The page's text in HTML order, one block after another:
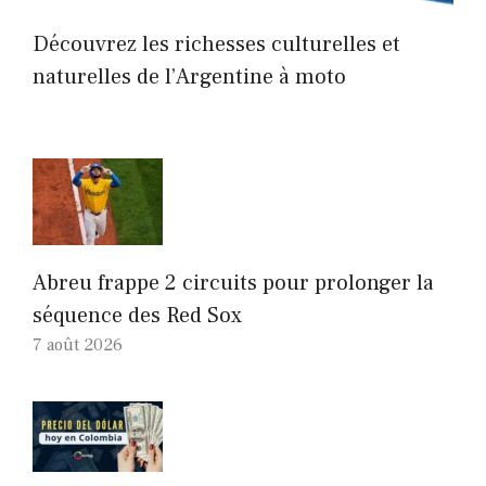
Découvrez les richesses culturelles et
naturelles de l’Argentine à moto
Abreu frappe 2 circuits pour prolonger la
séquence des Red Sox
7 août 2026